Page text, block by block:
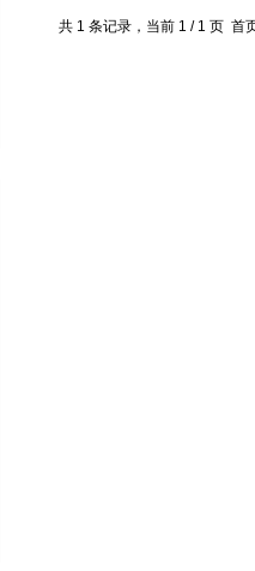
共 1 条记录，当前 1 / 1 页